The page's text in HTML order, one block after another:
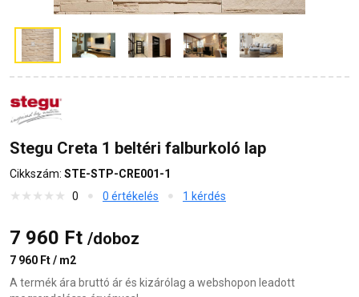
Stegu Creta 1 beltéri falburkoló lap
Cikkszám: STE-STP-CRE001-1
0
0 értékelés 1 kérdés
7 960 Ft /doboz
7 960 Ft / m2
A termék ára bruttó ár és kizárólag a webshopon leadott